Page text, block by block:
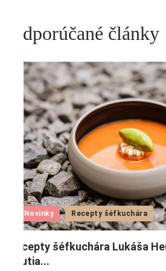
Odporúčané články
Novinky Recepty šéfkuchára
Recepty šéfkuchára Lukáša
chutia...